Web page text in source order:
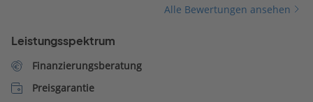
Möglichkeiten abzuklären..
Nun warten wir auf das
Alle Bewertungen ansehen
Leistungsspektrum
Finanzierungsberatung
Preisgarantie